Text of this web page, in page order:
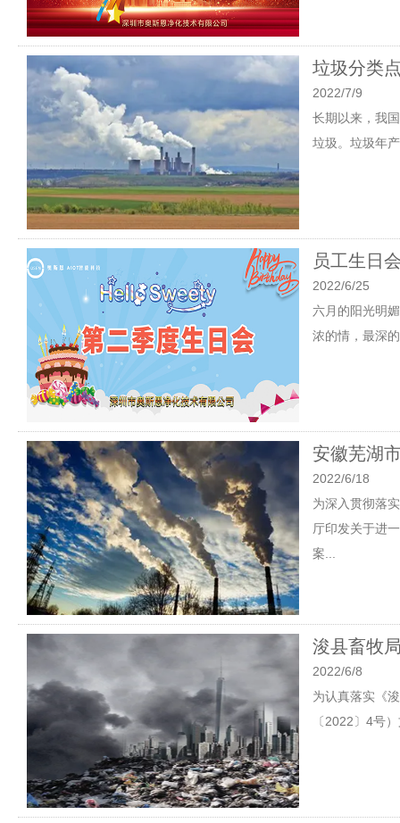
垃圾分类
2022/7/9
长期以来，我
垃圾。垃圾年
员工生日
2022/6/25
六月的阳光明
浓的情，最深
安徽芜湖
2022/6/18
为深入贯彻落
厅印发关于进
案...
浚县畜牧
2022/6/8
为认真落实《
〔2022〕4号